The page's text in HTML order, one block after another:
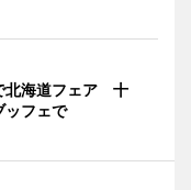
北海道フェア 十
ッフェで